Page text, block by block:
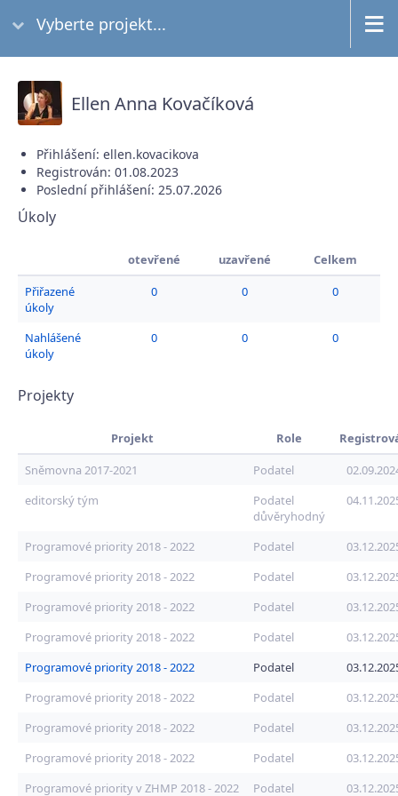
Vyberte projekt...
Ellen Anna Kovačíková
Přihlášení: ellen.kovacikova
Registrován: 01.08.2023
Poslední přihlášení: 25.07.2026
Úkoly
otevřené uzavřené
Celkem
Přiřazené
úkoly
0 0 0
Nahlášené
úkoly
0 0 0
Projekty
Projekt Role
Sněmovna 2017-2021
Podatel
editorský tým
Podatel
důvěryhodný
Programové priority 2018 - 2022 Podatel
Programové priority 2018 - 2022
Podatel
Programové priority 2018 - 2022
Podatel
Programové priority 2018 - 2022
Podatel
Programové priority 2018 - 2022
Podatel
Programové priority 2018 - 2022
Podatel
Programové priority 2018 - 2022
Podatel
Programové priority 2018 - 2022
Podatel
Programové priority v ZHMP 2018 - 2022
Podatel